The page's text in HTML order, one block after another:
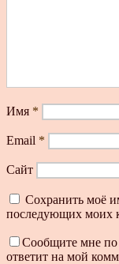
Имя *
Email *
Сайт
Сохранить моё
последующих моих
Сообщите мне по
ответит на мой